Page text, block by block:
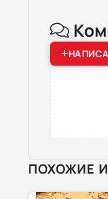
ПОХОЖИЕ